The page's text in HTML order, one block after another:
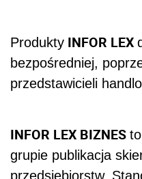
Produkty INFOR LEX
bezpośredniej,
przedstawicieli
INFOR LEX BIZNES
grupie publikacja
przedsiębiorstw.